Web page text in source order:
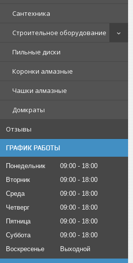
Сантехника
Строительное оборудование
Пильные диски
Коронки алмазные
Чашки алмазные
Домкраты
Отзывы
ГРАФИК РАБОТЫ
Понедельник 09:00
18:00
Вторник
09:00
18:00
Среда
09:00
18:00
Четверг
09:00
18:00
Пятница
09:00
18:00
Суббота
09:00
18:00
Воскресенье
Выходной